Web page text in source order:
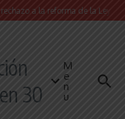
a la reforma de la Ley de
30
M
e
n
u